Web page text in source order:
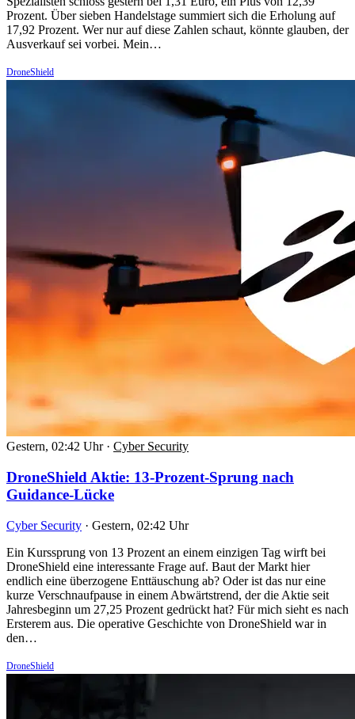
Prozent. Über sieben Handelstage summiert sich die Erholung auf
17,92 Prozent. Wer nur auf diese Zahlen schaut, könnte glauben, der
Ausverkauf sei vorbei. Mein…
DroneShield
Gestern, 02:42 Uhr · Cyber Security
DroneShield Aktie: 13-Prozent-Sprung nach
Guidance-Lücke
Cyber Security · Gestern, 02:42 Uhr
Ein Kurssprung von 13 Prozent an einem einzigen Tag wirft bei
DroneShield eine interessante Frage auf. Baut der Markt hier
endlich eine überzogene Enttäuschung ab? Oder ist das nur eine
kurze Verschnaufpause in einem Abwärtstrend, der die Aktie seit
Jahresbeginn um 27,25 Prozent gedrückt hat? Für mich sieht es nach
Ersterem aus. Die operative Geschichte von DroneShield war in
den…
DroneShield